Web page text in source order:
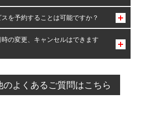
タイヤ館のみとなります。
を予約することは可能ですか？
のご予約は可能です。
ービスの組み合わせに限り、同時にご予約が
ございます。
の変更、キャンセルはできます
の3営業日前を過ぎている場合のご予約
つきましては、直接ご予約の店舗まで
のよくあるご質問はこちら